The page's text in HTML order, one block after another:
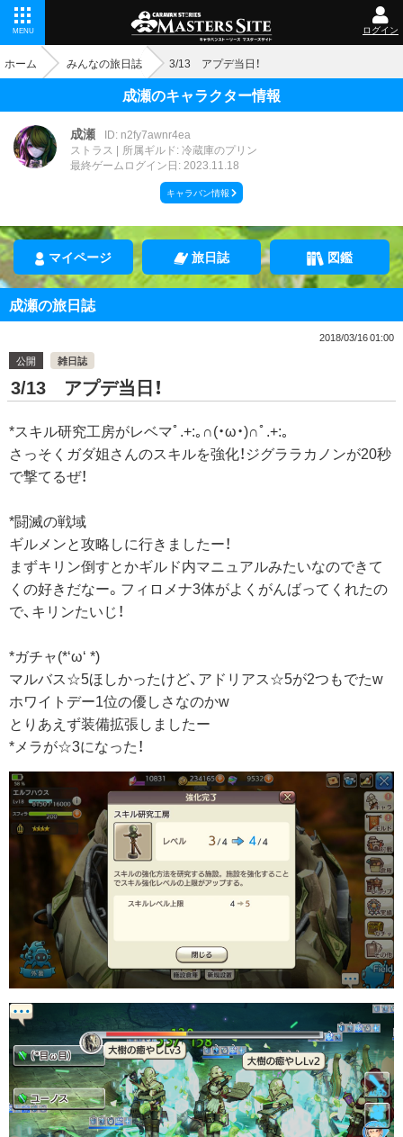
MENU ログイン
ホーム みんなの旅日誌 3/13 アプデ当日！
成瀬のキャラクター情報
成瀬
ID: n2fy7awnr4ea
ストラス
所属ギルド: 冷蔵庫のプリン
最終ゲームログイン日: 2023.11.18
キャラバン情報
マイページ 旅日誌 図鑑
成瀬の旅日誌
2018/03/16 01:00
公開
雑日誌
3/13 アプデ当日！
*スキル研究工房がレベマﾟ.+:｡∩(・ω・)∩ﾟ.+:｡
さっそくガダ姐さんのスキルを強化！ジグララカノンが20秒
で撃てるぜ！
*闘滅の戦域
ギルメンと攻略しに行きましたー！
まずキリン倒すとかギルド内マニュアルみたいなのできて
くの好きだなー。フィロメナ3体がよくがんばってくれたの
で、キリンたいじ！
*ガチャ(*‘ω‘ *)
マルバス☆5ほしかったけど、アドリアス☆5が2つもでたw
ホワイトデー1位の優しさなのかw
とりあえず装備拡張しましたー
*メラが☆3になった！